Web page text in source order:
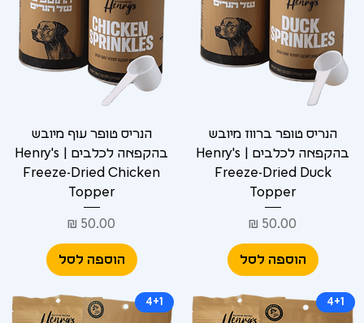
הנריס טופר ברווז מיובש
בהקפאה לכלבים | Henry's
Freeze-Dried Duck
Topper
מחיר
הוספה לסל
הנריס טופר עוף מיובש
בהקפאה לכלבים | Henry's
Freeze-Dried Chicken
Topper
מחיר
הוספה לסל
4+1
4+1